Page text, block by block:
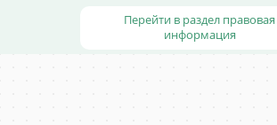
Перейти в раздел правовая
информация